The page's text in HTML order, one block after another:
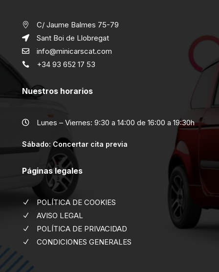
 C/ Jaume Balmes 75-79
 Sant Boi de Llobregat
 info@minicarscat.com
 +34 93 652 17 53
Nuestros horarios
 Lunes – Viernes: 9:30 a 14:00 de 16:00 a 19:30h
Sábado: Concertar cita previa
Páginas legales
N POLÍTICA DE COOKIES
N AVISO LEGAL
N POLÍTICA DE PRIVACIDAD
N CONDICIONES GENERALES